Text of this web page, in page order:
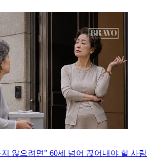
않으려면" 60세 넘어 끊어내야 할 사람